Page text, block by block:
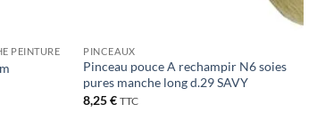
PEINTURE PINCEAUX
Pinceau pouce A rechampir N6 soies
pures manche long d.29 SAVY
8,25€ TTC